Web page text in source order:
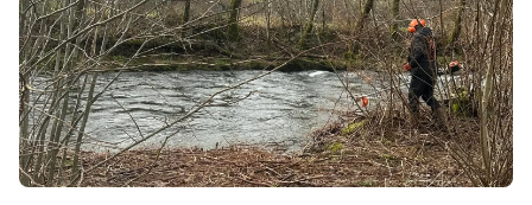
Niveau de gris Négatif
Liens soulignés Grossir